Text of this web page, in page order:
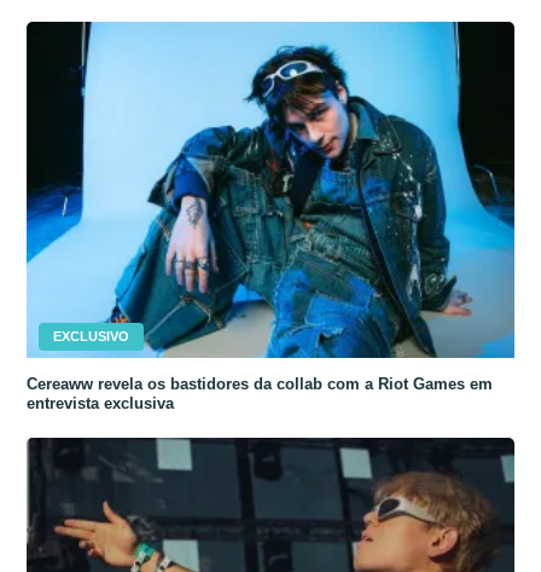
EXCLUSIVO
Cereaww revela os bastidores da collab com a Riot Games em
entrevista exclusiva